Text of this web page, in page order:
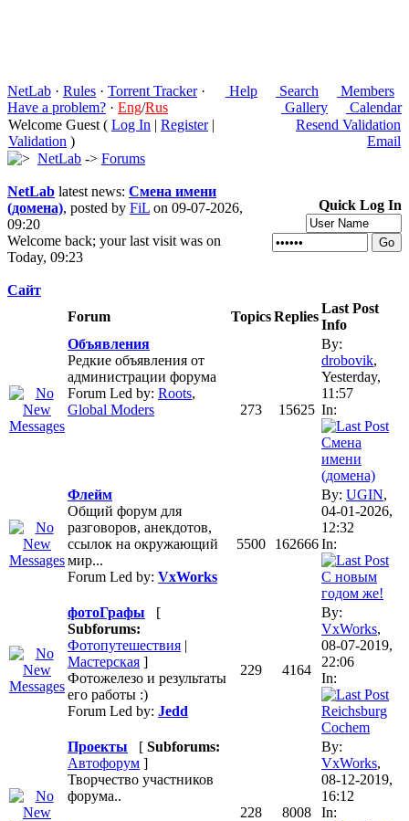
NetLab · Rules · Torrent Tracker·
Have a problem? · Eng/Rus
Help Search
Members
Gallery
Calendar
Welcome Guest ( Log In | Register|
Validation )
Resend Validation
Email
NetLab -> Forums
NetLab latest news: Смена имени
(домена), posted by FiL on 09-07-2026,
09:20
Welcome back; your last visit was on
Today, 09:23
Quick Log In
Сайт
Forum
TopicsReplies
Last Post
Info
Объявления
Редкие объявления от
администрации форума
Forum Led by: Roots,
Global Moders
273 15625
By:
drobovik,
Yesterday,
11:57
In:
Смена
имени
(домена)
Флейм
Общий форум для
разговоров, анекдотов,
ссылок на окружающий
мир...
Forum Led by: VxWorks
5500 162666
By: UGIN,
04-01-2026,
12:32
In:
С новым
годом же!
фотоГрафы
[
Subforums:
Фотопутешествия |
Мастерская ]
Фотожелезо и результаты
его работы :)
Forum Led by: Jedd
229 4164
By:
VxWorks,
08-07-2019,
22:06
In:
Reichsburg
Cochem
Проекты
[ Subforums:
Автофорум ]
Творчество участников
форума..
228
8008
By:
VxWorks,
08-12-2019,
16:12
In: